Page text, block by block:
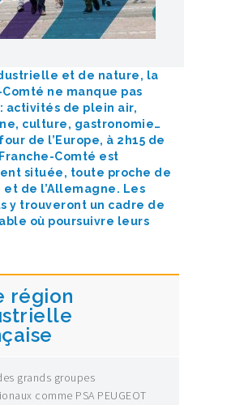
et de nature, la
Comté ne manque pas
: activités de plein air,
culture, gastronomie…
de l’Europe, à 2h15 de
Comté est
située, toute proche de
et de l’Allemagne. Les
y trouveront un cadre de
où poursuivre leurs
région
grands groupes
comme PSA PEUGEOT